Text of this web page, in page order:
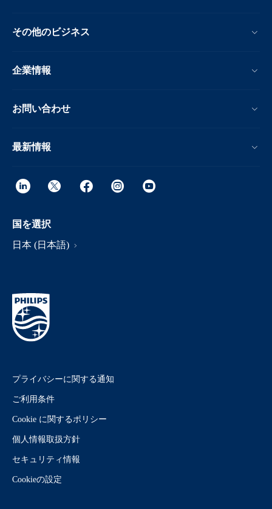
その他のビジネス
企業情報
お問い合わせ
最新情報
国を選択
日本 (日本語)
プライバシーに関する通知
ご利用条件
Cookie に関するポリシー
個人情報取扱方針
セキュリティ情報
Cookieの設定